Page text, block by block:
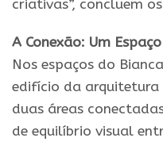
criativas”, concluem
A Conexão: Um
Nos espaços do
edifício da arquitetura
duas áreas
de equilíbrio visual